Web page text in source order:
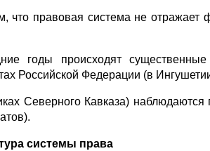
что правовая система не отражает
годы происходят
Российской Федерации (в
Северного Кавказа)
системы права